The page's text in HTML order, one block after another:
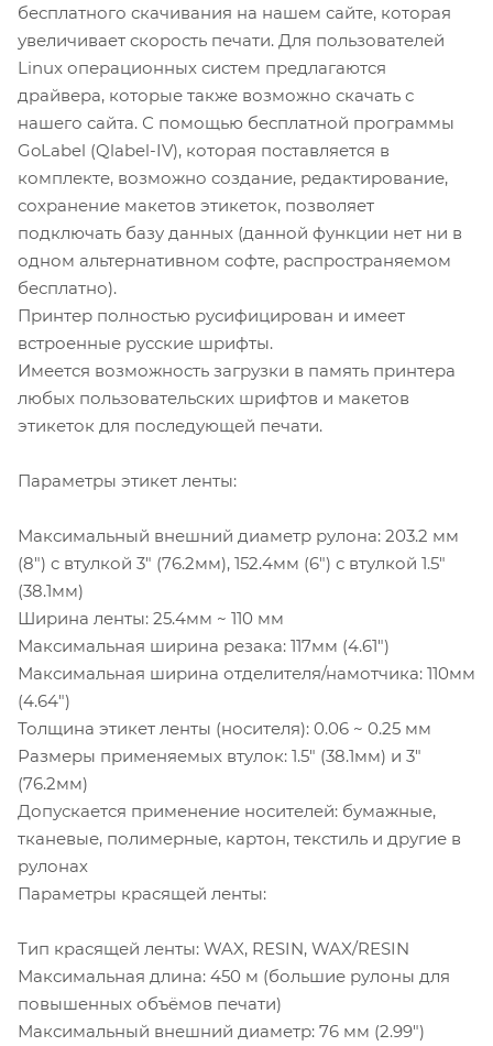
бесплатного скачивания на нашем сайте, которая
увеличивает скорость печати. Для пользователей
Linux операционных систем предлагаются
драйвера, которые также возможно скачать с
нашего сайта. С помощью бесплатной программы
GoLabel (Qlabel-IV), которая поставляется в
комплекте, возможно создание, редактирование,
сохранение макетов этикеток, позволяет
подключать базу данных (данной функции нет ни в
одном альтернативном софте, распространяемом
бесплатно).
Принтер полностью русифицирован и имеет
встроенные русские шрифты.
Имеется возможность загрузки в память принтера
любых пользовательских шрифтов и макетов
этикеток для последующей печати.
Параметры этикет ленты:
Максимальный внешний диаметр рулона: 203.2 мм
(8") c втулкой 3" (76.2мм), 152.4мм (6") с втулкой 1.5"
(38.1мм)
Ширина ленты: 25.4мм ~ 110 мм
Максимальная ширина резака: 117мм (4.61")
Максимальная ширина отделителя/намотчика: 110мм
(4.64")
Толщина этикет ленты (носителя): 0.06 ~ 0.25 мм
Размеры применяемых втулок: 1.5" (38.1мм) и 3"
(76.2мм)
Допускается применение носителей: бумажные,
тканевые, полимерные, картон, текстиль и другие в
рулонах
Параметры красящей ленты:
Тип красящей ленты: WAX, RESIN, WAX/RESIN
Максимальная длина: 450 м (большие рулоны для
повышенных объёмов печати)
Максимальный внешний диаметр: 76 мм (2.99")